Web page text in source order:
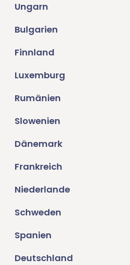
Ungarn
Bulgarien
Finnland
Luxemburg
Rumänien
Slowenien
Dänemark
Frankreich
Niederlande
Schweden
Spanien
Deutschland